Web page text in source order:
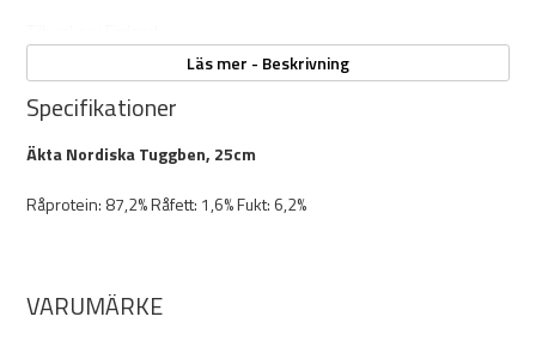
Egenskaper:
Mått (ca):
- Bredd: 3cm
För små och mellanstora hundar
Läs mer - Beskrivning
Specifikationer
Äkta Nordiska Tuggben, 25cm
Råprotein: 87,2% Råfett: 1,6% Fukt: 6,2%
VARUMÄRKE